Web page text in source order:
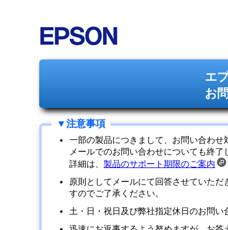
エ
お
一部の製品につきまして、お問い合わせ
メールでのお問い合わせについても終了
詳細は、 製品のサポート期限のご案内
原則としてメールにて回答させていた
すのでご了承ください。
土・日・祝日及び弊社指定休日のお問い